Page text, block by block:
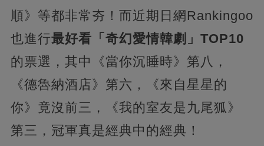
順》等都非常夯！而近期日網Rankingoo
也進行最好看「奇幻愛情韓劇」TOP10
的票選，其中《當你沉睡時》第八，
《德魯納酒店》第六，《來自星星的
你》竟沒前三，《我的室友是九尾狐》
第三，冠軍真是經典中的經典！